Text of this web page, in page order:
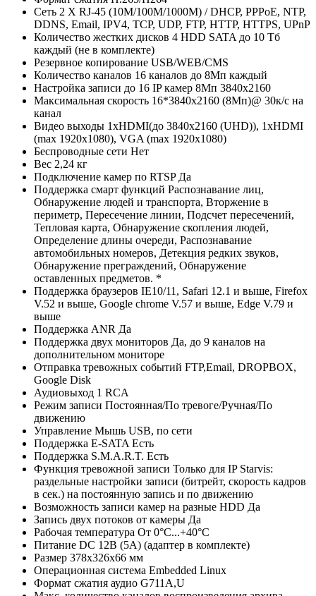
Сеть 2 Х RJ-45 (10M/100М/1000M) / DHCP, PPPoE, NTP,
DDNS, Email, IPV4, TCP, UDP, FTP, HTTP, HTTPS, UPnP
Количество жестких дисков 4 HDD SATA до 10 Тб
каждый (не в комплекте)
Резервное копирование USB/WEB/CMS
Количество каналов 16 каналов до 8Мп каждый
Настройка записи до 16 IP камер 8Мп 3840х2160
Максимальная скорость 16*3840x2160 (8Мп)@ 30к/с на
канал
Видео выходы 1xHDMI(до 3840х2160 (UHD)), 1xHDMI
(max 1920х1080), VGA (max 1920х1080)
Беспроводные сети Нет
Вес 2,24 кг
Подключение камер по RTSP Да
Поддержка смарт функций Распознавание лиц,
Обнаружение людей и транспорта, Вторжение в
периметр, Пересечение линии, Подсчет пересечений,
Тепловая карта, Обнаружение скопления людей,
Определение длины очереди, Распознавание
автомобильных номеров, Детекция редких звуков,
Обнаружение преграждений, Обнаружение
оставленных предметов. *
Поддержка браузеров IE10/11, Safari 12.1 и выше, Firefox
V.52 и выше, Google chrome V.57 и выше, Edge V.79 и
выше
Поддержка ANR Да
Поддержка двух мониторов Да, до 9 каналов на
дополнительном мониторе
Отправка тревожных событий FTP,Email, DROPBOX,
Google Disk
Аудиовыход 1 RCA
Режим записи Постоянная/По тревоге/Ручная/По
движению
Управление Мышь USB, по сети
Поддержка E-SATA Есть
Поддержка S.M.A.R.T. Есть
Функция тревожной записи Только для IP Starvis:
раздельные настройки записи (битрейт, скорость кадров
в сек.) на постоянную запись и по движению
Возможность записи камер на разные HDD Да
Запись двух потоков от камеры Да
Рабочая температура От 0°С...+40°С
Питание DC 12В (5А) (адаптер в комплекте)
Размер 378х326х66 мм
Операционная система Embedded Linux
Формат сжатия аудио G711A,U